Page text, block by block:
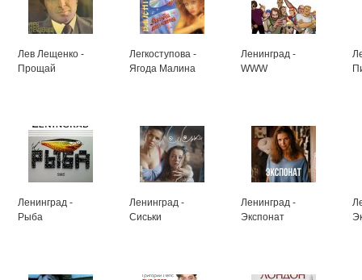
Лев Лещенко -
Прощай
Легкоступова -
Ягода Малина
Ленинград -
WWW
Ленинград -
Рыба
Ленинград -
Сиськи
Ленинград -
Экспонат